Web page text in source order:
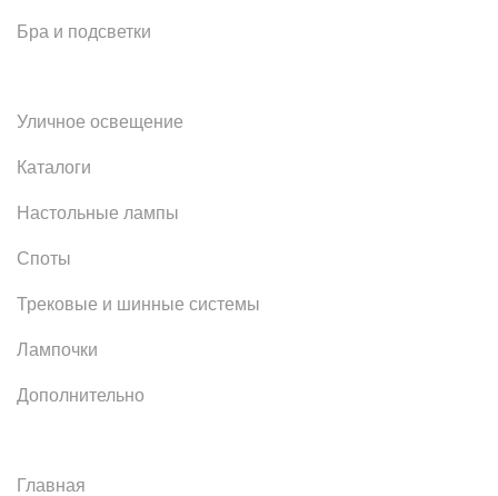
Бра и подсветки
Уличное освещение
Каталоги
Настольные лампы
Споты
Трековые и шинные системы
Лампочки
Дополнительно
Главная